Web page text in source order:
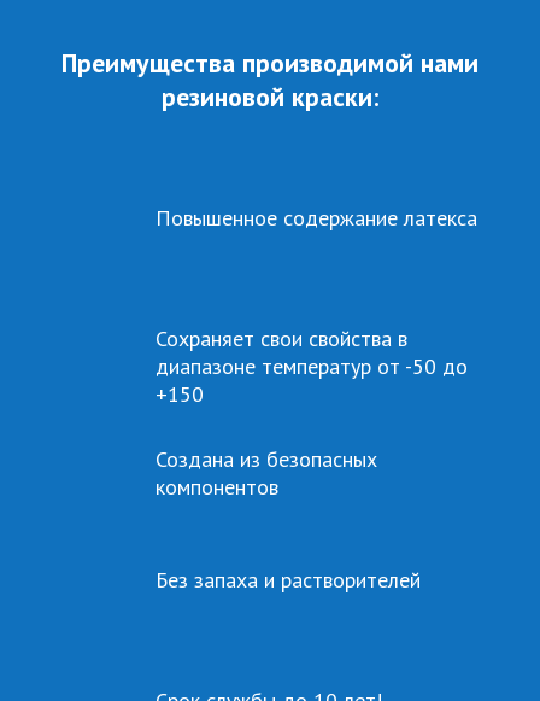
Преимущества производимой нами
резиновой краски:
Повышенное содержаниелатекса
Сохраняет свои свойства в
диапазоне температур от -50 до
+150
Создана из безопасных
компонентов
Без запаха и растворителей